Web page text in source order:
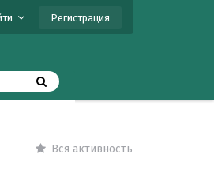
Регистрация
Вся активность